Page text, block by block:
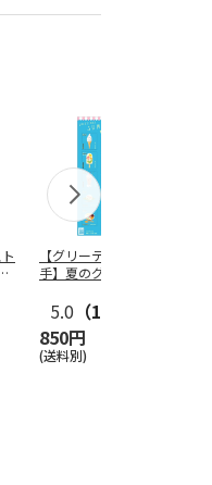
【グリーティング切
手】夏のグリーティ
5.0 （10）
850円
(送料別)